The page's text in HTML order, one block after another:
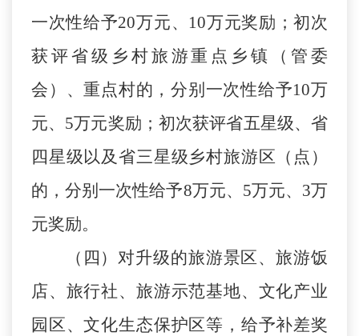
一次性给予20万元、 10万元奖励；初次
获评省级乡村旅游重点 乡镇（管委
会）
、重点村的，分别一次性给予10万
元、 5万元奖励；初次获评省五星级、省
四星级以及省三星级乡村旅游区（点）
的，分别一次性给予8万元、5万元、3万
元奖励。
（四）对升级的旅游景区、旅游饭
店、旅行社、旅游示范基地、文化产业
园区、文化生态保护区等，给予补差奖